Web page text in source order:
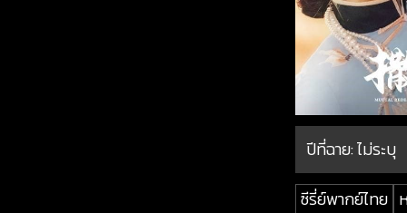
ปีที่ฉาย:ไม่ระบุ
ซีรี่ย์พากย์ไทย